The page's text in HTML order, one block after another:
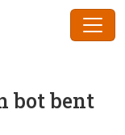
bot bent